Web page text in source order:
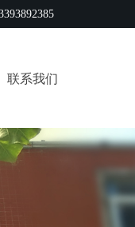
联系我们